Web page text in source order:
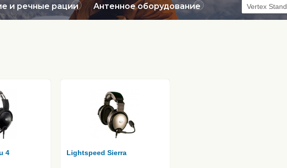
и речные рации Антенное оборудование
4 Lightspeed Sierra